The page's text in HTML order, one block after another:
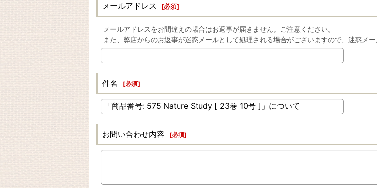
メールアドレス [必須]
メールアドレスをお間違えの場合はお返事が届きません。ご注意ください。
また、弊店からのお返事が迷惑メールとして処理される場合がございますので、迷惑メー
件名 [必須]
お問い合わせ内容 [必須]